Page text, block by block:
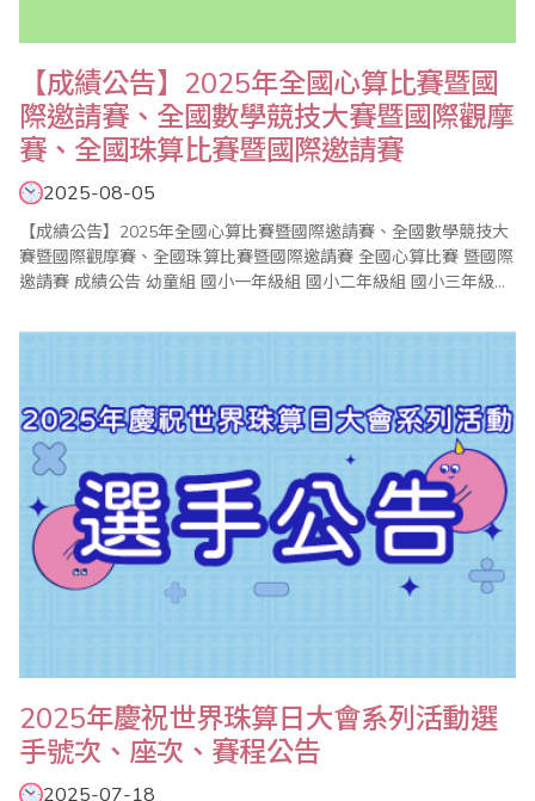
【成績公告】2025年全國心算比賽暨國
際邀請賽、全國數學競技大賽暨國際觀摩
賽、全國珠算比賽暨國際邀請賽
2025-08-05
【成績公告】2025年全國心算比賽暨國際邀請賽、全國數學競技大
賽暨國際觀摩賽、全國珠算比賽暨國際邀請賽 全國心算比賽 暨國際
邀請賽 成績公告 幼童組 國小一年級組 國小二年級組 國小三年級組
2025年慶祝世界珠算日大會系列活動選
手號次、座次、賽程公告
2025-07-18